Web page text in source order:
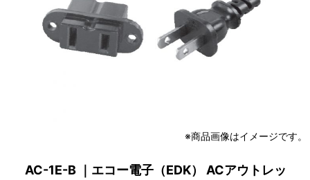
※商品画像はイメージです。
AC-1E-B ｜エコー電子（EDK） ACアウトレッ